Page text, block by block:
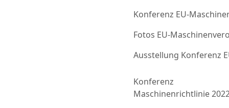
Konferenz EU-
Fotos EU-
Ausstellung Konferenz
Konferenz
Maschinenrichtlinie